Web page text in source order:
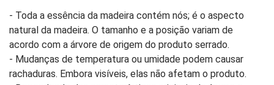
- Toda a essência da madeira contém nós; é o aspecto
natural da madeira. O tamanho e a posição variam de
acordo com a árvore de origem do produto serrado.
- Mudanças de temperatura ou umidade podem causar
rachaduras. Embora visíveis, elas não afetam o produto.